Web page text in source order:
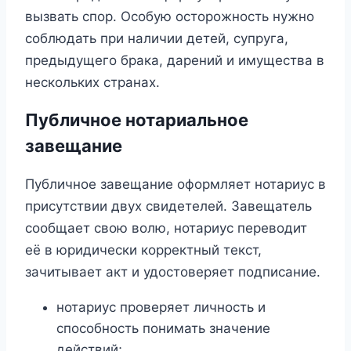
вызвать спор. Особую осторожность нужно
соблюдать при наличии детей, супруга,
предыдущего брака, дарений и имущества в
нескольких странах.
Публичное нотариальное
завещание
Публичное завещание оформляет нотариус в
присутствии двух свидетелей. Завещатель
сообщает свою волю, нотариус переводит
её в юридически корректный текст,
зачитывает акт и удостоверяет подписание.
нотариус проверяет личность и
способность понимать значение